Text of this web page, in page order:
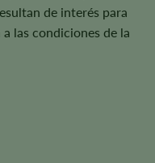
de interés para
las condiciones de la